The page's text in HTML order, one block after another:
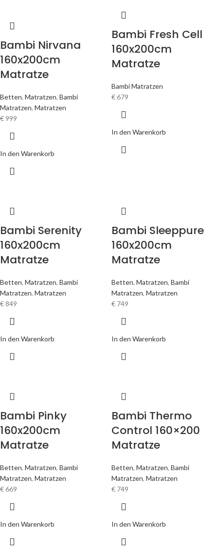
Bambi Nirvana
160x200cm
Matratze
Betten, Matratzen, Bambi
Matratzen, Matratzen
€ 999
In den Warenkorb
Bambi Fresh Cell
160x200cm
Matratze
Bambi Matratzen
€679
In den Warenkorb
Bambi Serenity
160x200cm
Matratze
Betten, Matratzen, Bambi
Matratzen, Matratzen
€849
In den Warenkorb
Bambi Sleeppure
160x200cm
Matratze
Betten, Matratzen, Bambi
Matratzen, Matratzen
€ 749
In den Warenkorb
Bambi Pinky
160x200cm
Matratze
Betten, Matratzen, Bambi
Matratzen, Matratzen
€669
In den Warenkorb
Bambi Thermo
Control 160×200
Matratze
Betten, Matratzen, Bambi
Matratzen, Matratzen
€ 749
In den Warenkorb